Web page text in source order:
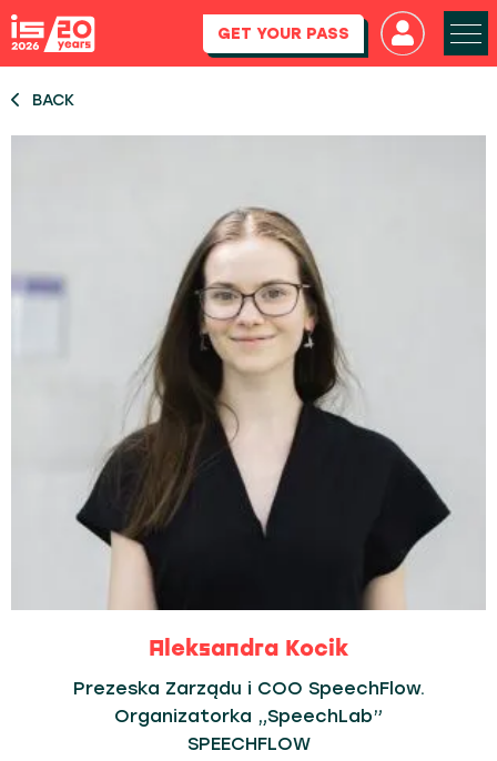
GET YOUR PASS
BACK
Aleksandra Kocik
Prezeska Zarządu i COO SpeechFlow.
Organizatorka „SpeechLab”
SPEECHFLOW